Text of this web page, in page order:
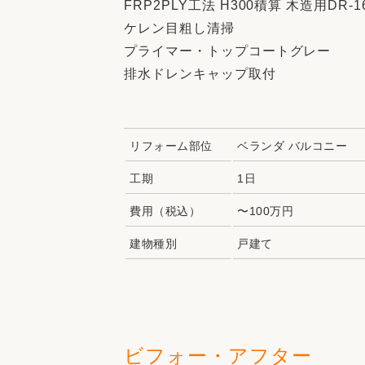
FRP2PLY工法 H300積算 木造用DR-
ケレン目粗し清掃
プライマー・トップコートグレー
排水ドレンキャップ取付
リフォーム部位 ベランダ バルコニー
工期 1日
費用（税込） 〜100万円
建物種別 戸建て
ビフォー・アフター